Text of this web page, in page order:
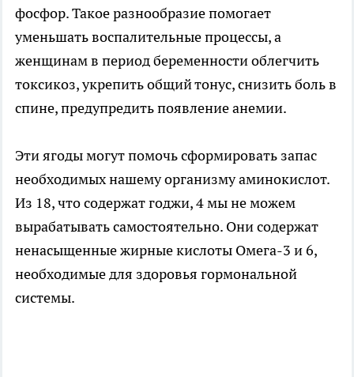
фосфор. Такое разнообразие помогает
уменьшать воспалительные процессы, а
женщинам в период беременности облегчить
токсикоз, укрепить общий тонус, снизить боль в
спине, предупредить появление анемии.
Эти ягоды могут помочь сформировать запас
необходимых нашему организму аминокислот.
Из 18, что содержат годжи, 4 мы не можем
вырабатывать самостоятельно. Они содержат
ненасыщенные жирные кислоты Омега-3 и 6,
необходимые для здоровья гормональной
системы.